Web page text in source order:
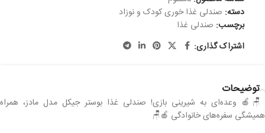
دسته: صندلی غذا خوری کودک و نوزاد
برچسب: صندلی غذا
اشتراک گذاری:
توضیحات
🪑🍎 وعده‌ای به شیرینی بازی! صندلی غذا بوستر جیکل مدل مادز، همراه
همیشگی سفره‌های خانوادگی 🍎🪑